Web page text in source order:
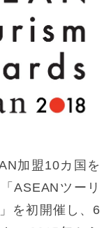
加盟10カ国を
ASEANツーリ
を初開催し、6